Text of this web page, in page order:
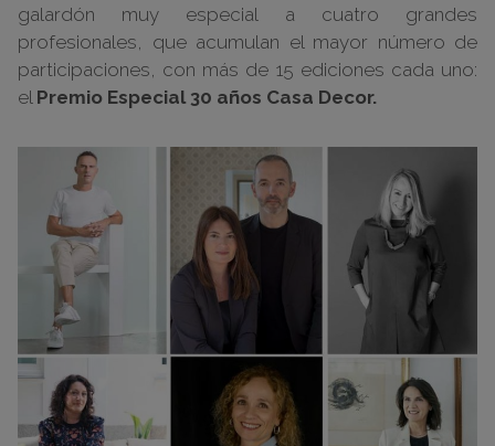
galardón muy especial a cuatro grandes
profesionales, que acumulan el mayor número de
participaciones, con más de 15 ediciones cada uno:
el Premio Especial 30 años Casa Decor.